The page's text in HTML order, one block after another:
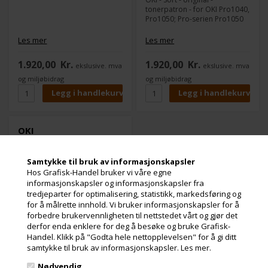
Samtykke til bruk av informasjonskapsler
Hos Grafisk-Handel bruker vi våre egne
informasjonskapsler og informasjonskapsler fra
tredjeparter for optimalisering, statistikk, markedsføring og
for å målrette innhold. Vi bruker informasjonskapsler for å
forbedre brukervennligheten til nettstedet vårt og gjør det
derfor enda enklere for deg å besøke og bruke Grafisk-
Handel. Klikk på "Godta hele nettopplevelsen" for å gi ditt
samtykke til bruk av informasjonskapsler. Les mer.
Les mer
1.920,00 Kr. ekslusive. mva
og miljøbidrag
tonerpatron - for OKI Pro1040,
Pro1050; Pro-serien Pro1050
Les mer
1.920,00 Kr. ekslusive. mva
og miljøbidrag
OKI
sider Pro1040/1050